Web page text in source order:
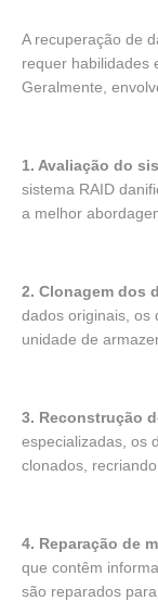
A recuperação de
requer habilidades
Geralmente,
1. Avaliação do
sistema RAID
a melhor
2. Clonagem dos
dados originais, os
unidade de
3. Reconstrução
especializadas, os
clonados,
4. Reparação de
que contêm
são reparados